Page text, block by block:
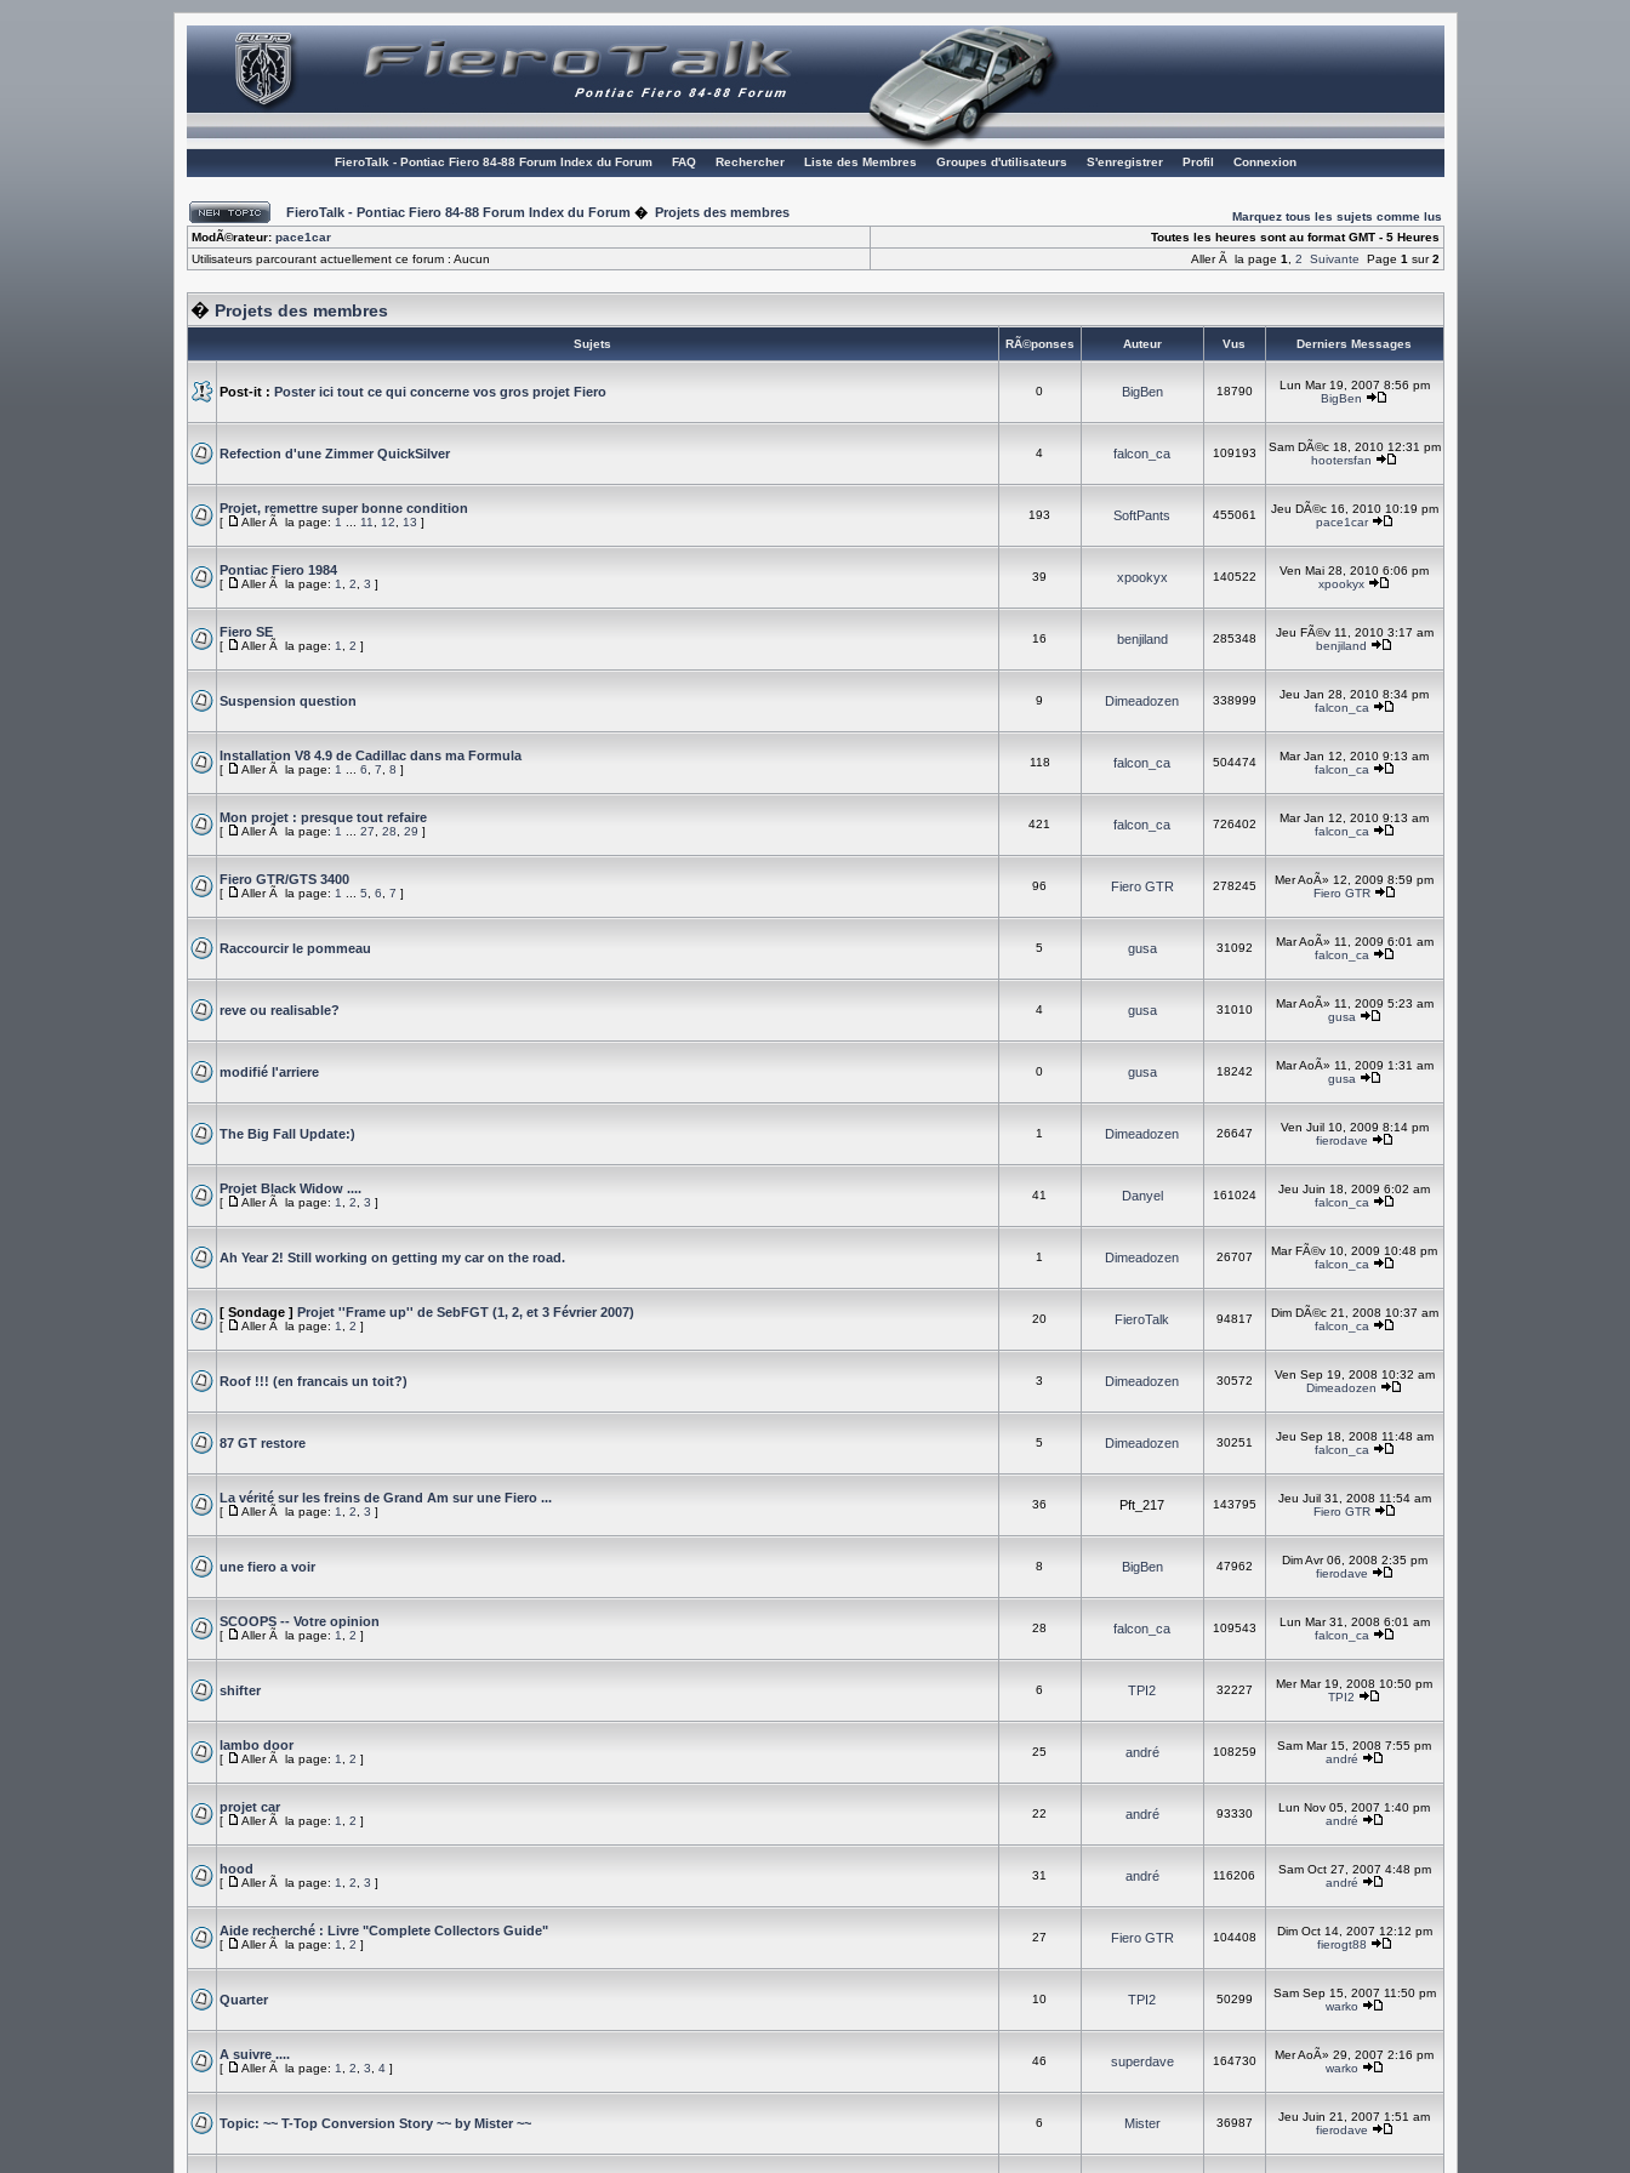
FieroTalk - Pontiac Fiero 84-88 Forum Index du Forum FAQ Rechercher Liste des Membres Groupes d'utilisateurs S'enregistrer Profil Connexion
FieroTalk - Pontiac Fiero 84-88 Forum Index du Forum � Projets des membres
Marquez tous les sujets comme lus
ModÃ©rateur: pace1car
Toutes les heures sont au format GMT - 5 Heures
Utilisateurs parcourant actuellement ce forum : Aucun
Aller Ã la page 1 2 Suivante Page 1 sur2
� Projets des membres
Sujets RÃ©ponses Auteur Vus Derniers Messages
Post-it : Poster ici tout ce qui concerne vos gros projet Fiero 0 BigBen 18790
Lun Mar 19, 2007 8:56 pm
BigBen
Refection d'une Zimmer QuickSilver 4 falcon_ca 109193
Sam DÃ©c 18, 2010 12:31 pm
hootersfan
Projet, remettre super bonne condition
[ Aller Ã la page: 1 11 12 13 ]
193 SoftPants 455061
Jeu DÃ©c 16, 2010 10:19 pm
pace1car
Pontiac Fiero 1984
[ Aller Ã la page: 1 2 3 ]
39 xpookyx 140522
Ven Mai 28, 2010 6:06 pm
xpookyx
Fiero SE
[ Aller Ã la page: 1 2 ]
16 benjiland 285348
Jeu FÃ©v 11, 2010 3:17 am
benjiland
Suspension question 9 Dimeadozen 338999
Jeu Jan 28, 2010 8:34 pm
falcon_ca
Installation V8 4.9 de Cadillac dans ma Formula
[ Aller Ã la page: 1 6 7 8 ]
118 falcon_ca 504474
Mar Jan 12, 2010 9:13 am
falcon_ca
Mon projet : presque tout refaire
[ Aller Ã la page: 1 27 28 29 ]
421 falcon_ca 726402
Mar Jan 12, 2010 9:13 am
falcon_ca
Fiero GTR/GTS 3400
[ Aller Ã la page: 1 5 6 7 ]
96 Fiero GTR 278245
Mer AoÃ» 12, 2009 8:59 pm
Fiero GTR
Raccourcir le pommeau 5 gusa 31092
Mar AoÃ» 11, 2009 6:01 am
falcon_ca
reve ou realisable? 4 gusa 31010
Mar AoÃ» 11, 2009 5:23 am
gusa
modifié l'arriere 0 gusa 18242
Mar AoÃ» 11, 2009 1:31 am
gusa
The Big Fall Update:) 1 Dimeadozen 26647
Ven Juil 10, 2009 8:14 pm
fierodave
Projet Black Widow ....
[ Aller Ã la page: 1 2 3 ]
41 Danyel 161024
Jeu Juin 18, 2009 6:02 am
falcon_ca
Ah Year 2! Still working on getting my car on the road. 1 Dimeadozen 26707
Mar FÃ©v 10, 2009 10:48 pm
falcon_ca
[ Sondage ] Projet ''Frame up'' de SebFGT (1, 2, et 3 Février 2007)
[ Aller Ã la page: 1 2 ]
20 FieroTalk 94817
Dim DÃ©c 21, 2008 10:37 am
falcon_ca
Roof !!! (en francais un toit?) 3 Dimeadozen 30572
Ven Sep 19, 2008 10:32 am
Dimeadozen
87 GT restore 5 Dimeadozen 30251
Jeu Sep 18, 2008 11:48 am
falcon_ca
La vérité sur les freins de Grand Am sur une Fiero ...
[ Aller Ã la page: 1 2 3 ]
36 Pft_217 143795
Jeu Juil 31, 2008 11:54 am
Fiero GTR
une fiero a voir 8 BigBen 47962
Dim Avr 06, 2008 2:35 pm
fierodave
SCOOPS -- Votre opinion
[ Aller Ã la page: 1 2 ]
28 falcon_ca 109543
Lun Mar 31, 2008 6:01 am
falcon_ca
shifter 6 TPI2 32227
Mer Mar 19, 2008 10:50 pm
TPI2
lambo door
[ Aller Ã la page: 1 2 ]
25 andré 108259
Sam Mar 15, 2008 7:55 pm
andré
projet car
[ Aller Ã la page: 1 2 ]
22 andré 93330
Lun Nov 05, 2007 1:40 pm
andré
hood
[ Aller Ã la page: 1 2 3 ]
31 andré 116206
Sam Oct 27, 2007 4:48 pm
andré
Aide recherché : Livre "Complete Collectors Guide"
[ Aller Ã la page: 1 2 ]
27 Fiero GTR 104408
Dim Oct 14, 2007 12:12 pm
fierogt88
Quarter 10 TPI2 50299
Sam Sep 15, 2007 11:50 pm
warko
A suivre ....
[ Aller Ã la page: 1 2 3 4]
46 superdave 164730
Mer AoÃ» 29, 2007 2:16 pm
warko
Topic: ~~ T-Top Conversion Story ~~ by Mister ~~ 6 Mister 36987
Jeu Juin 21, 2007 1:51 am
fierodave